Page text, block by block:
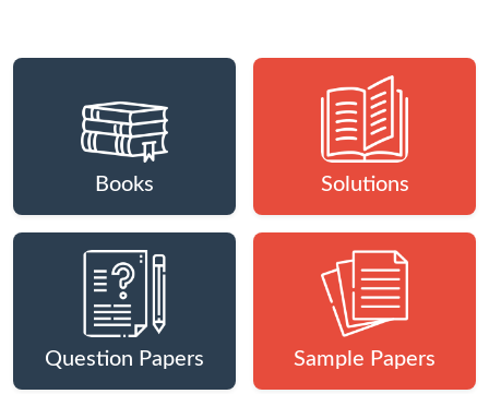
Books Solutions
Question Papers Sample Papers